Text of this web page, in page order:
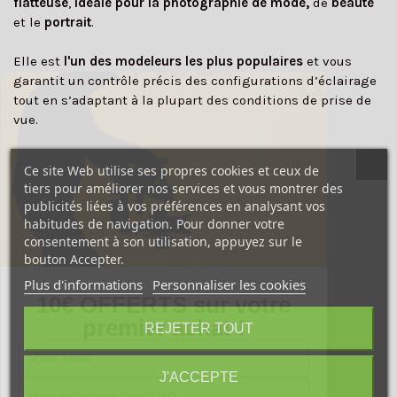
et le portrait.
Elle est l'un des modeleurs les plus populaires et vous
garantit un contrôle précis des configurations d’éclairage
tout en s’adaptant à la plupart des conditions de prise de
vue.
Rectangulaire est incroyablement facile à installer et peut
se plier et se déplier rapidement.
Pratique, la boîte à lumière peut adapter l’intensité et la
douceur de la lumière grâce à desdiffuseurs amovibles et
interchangeables
La face en retrait permet de diffuser de façon homogène
une lumière au rendu naturel.
De plus, grâce à sa résistance à la chaleur, elle est
compatible avec les flashes utilisant une
ampoule halogène comme lumière continue (jusqu’à 500
Ce site Web utilise ses propres cookies et ceux de
tiers pour améliorer nos services et vous montrer des
publicités liées à vos préférences en analysant vos
habitudes de navigation. Pour donner votre
consentement à son utilisation, appuyez sur le
bouton Accepter.
Plus d'informations Personnaliser les cookies
REJETER TOUT
J'ACCEPTE
10€ OFFERTS sur votre
premier achat !
✕